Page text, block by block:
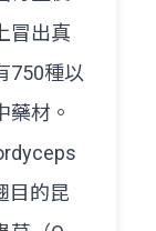
冒出真
750種以
藥材。
目的昆